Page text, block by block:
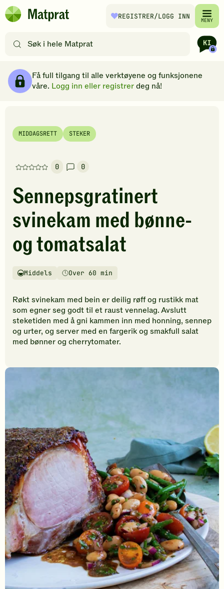
Hopp til hovedinnhold
Matprat
REGISTRER/LOGG INN MENY
etter
filtre
Få full tilgang til alle verktøyene og funksjonene
våre. Logg inn eller registrerdeg nå!
MIDDAGSRETT STEKER
0
Denne
har
foreløpig
ingen
vurderinger.
Bli
den
til
denne
oppskriften.
0
Sennepsgratinert
svinekam med bønne-
og tomatsalat
Vanskelighetsgrad
Middels
TilberedningstidOver 60 min
Røkt svinekam med bein er deilig røff og rustikk mat
som egner seg godt til et raust vennelag. Avslutt
steketiden med å gni kammen inn med honning, sennep
og urter, og server med en fargerik og smakfull salat
med bønner og cherrytomater.